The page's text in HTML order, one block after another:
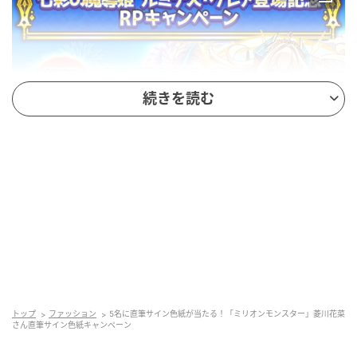
開催期間：2026年4月1日（水）00:00 〜 2026年4
続きを読む
トップ ファッション
5名に直筆サイン色紙が当たる！「ミリオンモンスター」菱川花菜
さん直筆サイン色紙キャンペーン